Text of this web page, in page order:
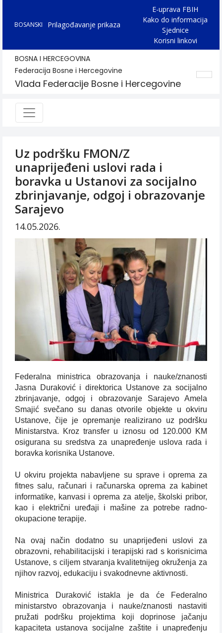
BOSANSKI Prilagođavanje prikaza
E-uprava FBIH
Kako do informacija
Sjednice
Korisni linkovi
BOSNA I HERCEGOVINA
Federacija Bosne i Hercegovine
Vlada Federacije Bosne i Hercegovine
Uz podršku FMON/Z
unaprijeđeni uslovi rada i
boravka u Ustanovi za socijalno
zbrinjavanje, odgoj i obrazovanje
Sarajevo
14.05.2026.
Federalna ministrica obrazovanja i nauke/znanosti
Jasna Duraković i direktorica Ustanove za socijalno
zbrinjavanje, odgoj i obrazovanje Sarajevo Amela
Smajić svečano su danas otvorile objekte u okviru
Ustanove, čije je opremanje realizirano uz podršku
Ministarstva. Kroz transfer u iznosu od 120.000 KM
osigurana su sredstva za unapređenje uslova rada i
boravka korisnika Ustanove.
U okviru projekta nabavljene su sprave i oprema za
fitnes salu, računari i računarska oprema za kabinet
informatike, kanvasi i oprema za atelje, školski pribor,
kao i električni uređaji i mašine za potrebe radno-
okupacione terapije.
Na ovaj način dodatno su unaprijeđeni uslovi za
obrazovni, rehabilitacijski i terapijski rad s korisnicima
Ustanove, s ciljem stvaranja kvalitetnijeg okruženja za
njihov razvoj, edukaciju i svakodnevne aktivnosti.
Ministrica Duraković istakla je da će Federalno
ministarstvo obrazovanja i nauke/znanosti nastaviti
pružati podršku projektima koji doprinose jačanju
kapaciteta ustanova socijalne zaštite i unapređenju